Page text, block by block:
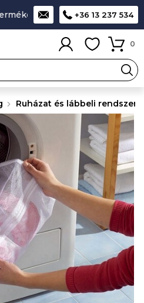
A legjobb design-
+36 13 237 534
0
Ruházat és lábbeli